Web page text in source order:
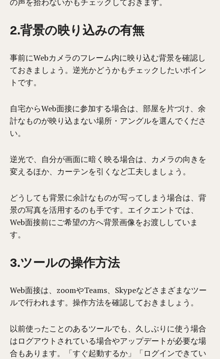
2.背景の映り込みの有無
事前にWebカメラのフレーム内に映り込む背景を確認し
ておきましょう。逆光かどうかもチェックしたいポイン
トです。
自宅からWeb面接に参加する場合は、部屋を片づけ、余
計なものが映り込まない場所・アングルを選んでくださ
い。
逆光で、自分が画面に暗く映る場合は、カメラの向きを
変えるほか、カーテンを引くなど工夫しましょう。
どうしても背景に余計なものが写ってしまう場合は、背
景の写真を活用するのも手です。エイクエントでは、
Web面接前にご希望の方へ背景画像をお渡ししていま
す。
3.ツールの操作方法
Web面接は、zoomやTeams、Skypeなどさまざまなツー
ルで行われます。操作方法を確認しておきましょう。
以前使ったことのあるツールでも、久しぶりに使う場合
はログアウトされている場合やアップデートが必要な場
合もあります。「すぐ起動するか」「ログインできてい